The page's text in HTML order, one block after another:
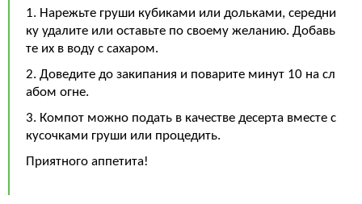
1. Нарежьте груши кубиками или дольками, середни
ку удалите или оставьте по своему желанию. Добавь
те их в воду с сахаром.
2. Доведите до закипания и поварите минут 10 на сл
абом огне.
3. Компот можно подать в качестве десерта вместе с
кусочками груши или процедить.
Приятного аппетита!